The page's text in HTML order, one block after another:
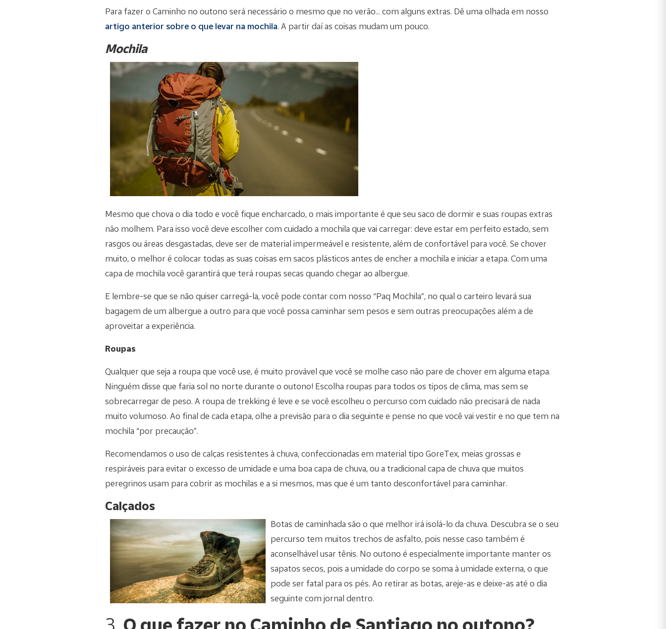
Para fazer o Caminho no outono será necessário o mesmo que no verão... com alguns extras. Dê uma olhada em nosso
artigo anterior sobre o que levar na mochila. A partir daí as coisas mudam um pouco.
Mochila
Mesmo que chova o dia todo e você fique encharcado, o mais importante é que seu saco de dormir e suas roupas extras
não molhem. Para isso você deve escolher com cuidado a mochila que vai carregar: deve estar em perfeito estado, sem
rasgos ou áreas desgastadas, deve ser de material impermeável e resistente, além de confortável para você. Se chover
muito, o melhor é colocar todas as suas coisas em sacos plásticos antes de encher a mochila e iniciar a etapa. Com uma
capa de mochila você garantirá que terá roupas secas quando chegar ao albergue.
E lembre-se que se não quiser carregá-la, você pode contar com nosso “Paq Mochila”, no qual o carteiro levará sua
bagagem de um albergue a outro para que você possa caminhar sem pesos e sem outras preocupações além a de
aproveitar a experiência.
Roupas
Qualquer que seja a roupa que você use, é muito provável que você se molhe caso não pare de chover em alguma etapa.
Ninguém disse que faria sol no norte durante o outono! Escolha roupas para todos os tipos de clima, mas sem se
sobrecarregar de peso. A roupa de trekking é leve e se você escolheu o percurso com cuidado não precisará de nada
muito volumoso. Ao final de cada etapa, olhe a previsão para o dia seguinte e pense no que você vai vestir e no que tem na
mochila “por precaução”.
Recomendamos o uso de calças resistentes à chuva, confeccionadas em material tipo GoreTex, meias grossas e
respiráveis ​​para evitar o excesso de umidade e uma boa capa de chuva, ou a tradicional capa de chuva que muitos
peregrinos usam para cobrir as mochilas e a si mesmos, mas que é um tanto desconfortável para caminhar.
Calçados
Botas de caminhada são o que melhor irá isolá-lo da chuva. Descubra se o seu
percurso tem muitos trechos de asfalto, pois nesse caso também é
aconselhável usar tênis. No outono é especialmente importante manter os
sapatos secos, pois a umidade do corpo se soma à umidade externa, o que
pode ser fatal para os pés. Ao retirar as botas, areje-as e deixe-as até o dia
seguinte com jornal dentro.